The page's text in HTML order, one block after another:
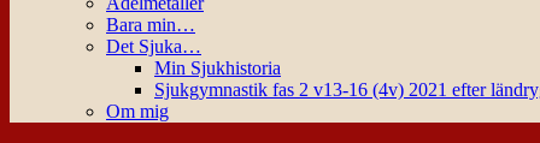
Bara min…
Det Sjuka…
Min Sjukhistoria
Sjukgymnastik fas 2 v13-16 (4v) 2021 efter
Om mig